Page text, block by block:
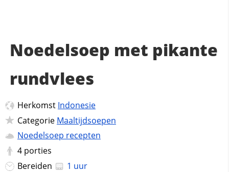
Noedelsoep met pikante
rundvlees
Herkomst Indonesie
Categorie Maaltijdsoepen
Noedelsoep recepten
4 porties
Bereiden
1 uur